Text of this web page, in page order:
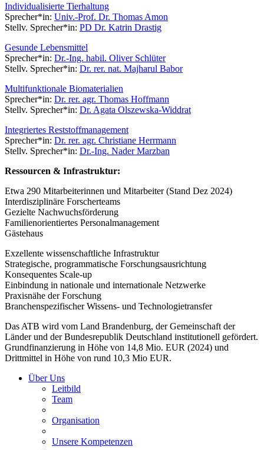
Individualisierte Tierhaltung
Sprecher*in: Univ.-Prof. Dr. Thomas Amon
Stellv. Sprecher*in: PD Dr. Katrin Drastig
Gesunde Lebensmittel
Sprecher*in: Dr.-Ing. habil. Oliver Schlüter
Stellv. Sprecher*in: Dr. rer. nat. Majharul Babor
Multifunktionale Biomaterialien
Sprecher*in: Dr. rer. agr. Thomas Hoffmann
Stellv. Sprecher*in: Dr. Agata Olszewska-Widdrat
Integriertes Reststoffmanagement
Sprecher*in: Dr. rer. agr. Christiane Herrmann
Stellv. Sprecher*in: Dr.-Ing. Nader Marzban
Ressourcen & Infrastruktur:
Etwa 290 Mitarbeiterinnen und Mitarbeiter (Stand Dez 2024)
Interdisziplinäre Forscherteams
Gezielte Nachwuchsförderung
Familienorientiertes Personalmanagement
Gästehaus
Exzellente wissenschaftliche Infrastruktur
Strategische, programmatische Forschungsausrichtung
Konsequentes Scale-up
Einbindung in nationale und internationale Netzwerke
Praxisnähe der Forschung
Branchenspezifischer Wissens- und Technologietransfer
Das ATB wird vom Land Brandenburg, der Gemeinschaft der
Länder und der Bundesrepublik Deutschland institutionell gefördert.
Grundfinanzierung in Höhe von 14,8 Mio. EUR (2024) und
Drittmittel in Höhe von rund 10,3 Mio EUR.
Über Uns
Leitbild
Team
Organisation
Unsere Kompetenzen